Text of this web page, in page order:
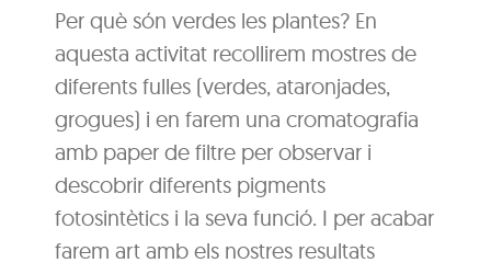
Per què són verdes les plantes? En
aquesta activitat recollirem mostres de
diferents fulles (verdes, ataronjades,
grogues) i en farem una cromatografia
amb paper de filtre per observar i
descobrir diferents pigments
fotosintètics i la seva funció. I per acabar
farem art amb els nostres resultats